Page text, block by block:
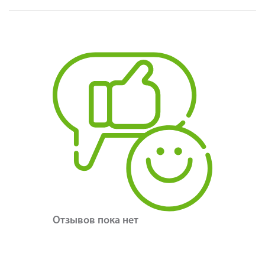
Отзывов пока нет